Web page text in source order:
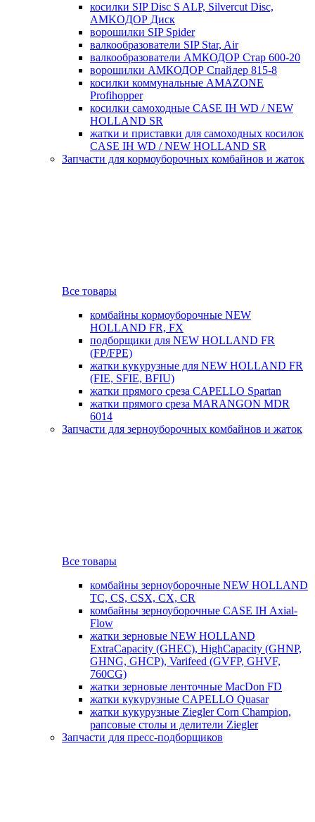
косилки SIP Disc S ALP, Silvercut Disc,
AMKOДОР Диск
ворошилки SIP Spider
валкообразователи SIP Star, Air
валкообразователи АМКОДОР Стар 600-20
ворошилки АМКОДОР Спайдер 815-8
косилки коммунальные AMAZONE
Profihopper
косилки самоходные CASE IH WD / NEW
HOLLAND SR
жатки и приставки для самоходных косилок
CASE IH WD / NEW HOLLAND SR
Запчасти для кормоуборочных комбайнов и жаток
Все товары
комбайны кормоуборочные NEW
HOLLAND FR, FX
подборщики для NEW HOLLAND FR
(FP/FPE)
жатки кукурузные для NEW HOLLAND FR
(FIE, SFIE, BFIU)
жатки прямого среза CAPELLO Spartan
жатки прямого среза MARANGON MDR
6014
Запчасти для зерноуборочных комбайнов и жаток
Все товары
комбайны зерноуборочные NEW HOLLAND
TC, CS, CSX, CX, CR
комбайны зерноуборочные CASE IH Axial-
Flow
жатки зерновые NEW HOLLAND
ExtraCapacity (GHEC), HighCapacity (GHNP,
GHNG, GHCP), Varifeed (GVFP, GHVF,
760CG)
жатки зерновые ленточные MacDon FD
жатки кукурузные CAPELLO Quasar
жатки кукурузные Ziegler Corn Champion,
рапсовые столы и делители Ziegler
Запчасти для пресс-подборщиков